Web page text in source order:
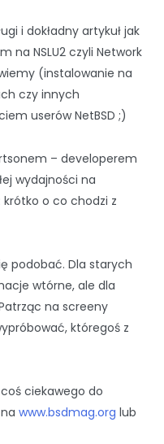
i dokładny artykuł jak
na NSLU2 czyli Network
(instalowanie na
czy innych
userów NetBSD ;)
– developerem
wydajności na
o co chodzi z
podobać. Dla starych
wtórne, ale dla
na screeny
któregoś z
ciekawego do
www.bsdmag.org lub